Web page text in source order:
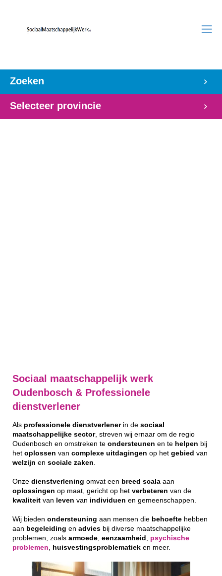
Zoeken
Selecteer provincie
Sociaal maatschappelijk werk
Oudenbosch & Professionele
dienstverlener
Als professionele dienstverlenerin de sociaal
maatschappelijke sector, streven wij ernaar om de regio
Oudenbosch en omstreken te ondersteunen en te helpen bij
het oplossen van complexe uitdagingen op het gebied van
welzijn en sociale zaken
Onze dienstverlening omvat een breed scala aan
oplossingen op maat, gericht op het verbeteren van de
kwaliteit van leven van individuen en gemeenschappen.
Wij bieden ondersteuning aan mensen die behoefte hebben
aan begeleiding en advies bij diverse maatschappelijke
problemen, zoals armoede eenzaamheid
psychische
problemen
huisvestingsproblematiek en meer.